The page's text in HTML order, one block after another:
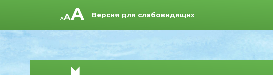
Версия для слабовидящих